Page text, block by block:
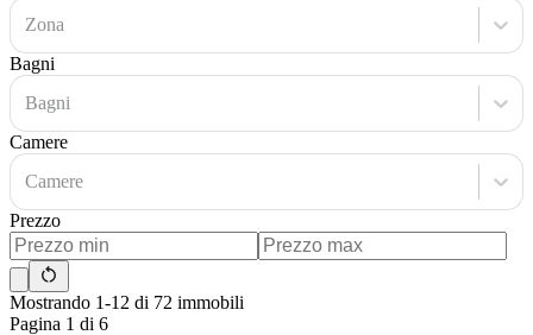
Zona
Bagni
Bagni
Camere
Camere
Prezzo
Mostrando 1-12 di 72 immobili
Pagina 1 di 6